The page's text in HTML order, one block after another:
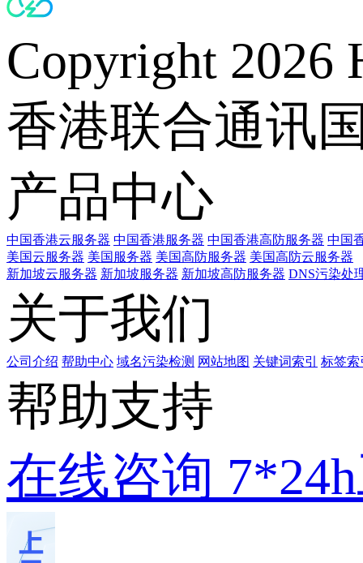
Copyright 2026
香港联合通讯
产品中心
中国香港云服务器 中国香港服务器 中国香港高防服务器 中国
美国云服务器 美国服务器 美国高防服务器 美国高防云服务器
新加坡云服务器 新加坡服务器 新加坡高防服务器 DNS污染处
关于我们
公司介绍 帮助中心 域名污染检测 网站地图 关键词索引 标签索
帮助支持
在线咨询